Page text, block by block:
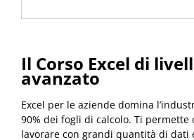
Il Corso Excel di
avanzato
Excel per le aziende domina
90% dei fogli di calcolo. Ti
lavorare con grandi quantità di dati